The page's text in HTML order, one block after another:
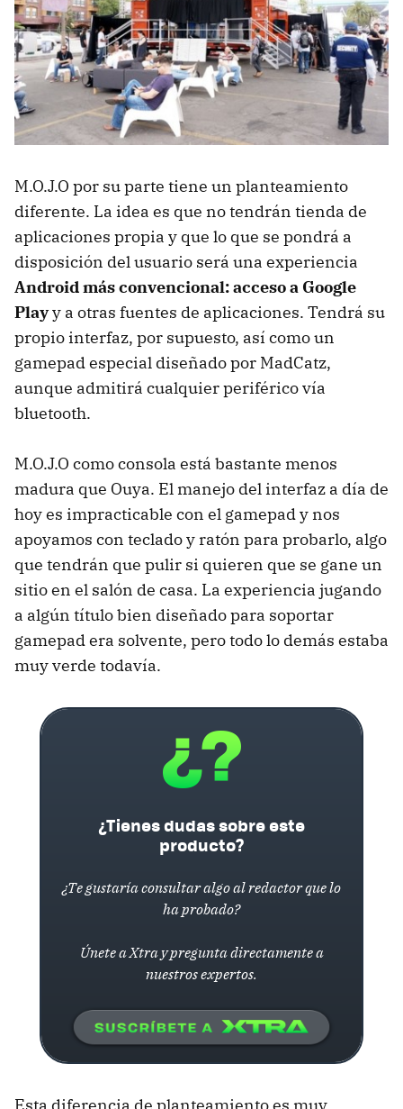
M.O.J.O por su parte tiene un planteamiento
diferente. La idea es que no tendrán tienda de
aplicaciones propia y que lo que se pondrá a
disposición del usuario será una experiencia
Android más convencional: acceso a Google
Playy a otras fuentes de aplicaciones. Tendrá su
propio interfaz, por supuesto, así como un
gamepad especial diseñado por MadCatz,
aunque admitirá cualquier periférico vía
bluetooth.
M.O.J.O como consola está bastante menos
madura que Ouya. El manejo del interfaz a día de
hoy es impracticable con el gamepad y nos
apoyamos con teclado y ratón para probarlo, algo
que tendrán que pulir si quieren que se gane un
sitio en el salón de casa. La experiencia jugando
a algún título bien diseñado para soportar
gamepad era solvente, pero todo lo demás estaba
muy verde todavía.
¿Tienes dudas sobre este
producto?
¿Te gustaría consultar algo al redactor que lo
ha probado?
Únete a Xtra y pregunta directamente a
nuestros expertos.